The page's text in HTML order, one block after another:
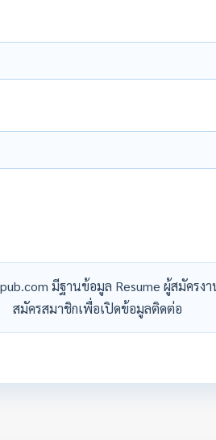
มีฐานข้อมูล Resume ผู้สมัคร
สมัครสมาชิกเพื่อเปิดข้อมูลติดต่อ